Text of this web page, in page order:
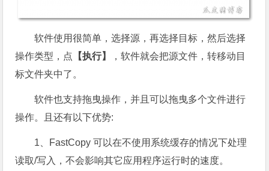
软件使用很简单，选择源，再选择目标，然后选择
操作类型，点 【执行】
，软件就会把源文件，转移动目
标文件夹中了。
软件也支持拖曳操作，并且可以拖曳多个文件进行
操作。且还有以下优势:
1、FastCopy 可以在不使用系统缓存的情况下处理
读取/写入，不会影响其它应用程序运行时的速度。